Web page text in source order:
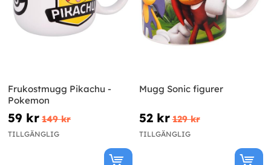
Frukostmugg Pikachu -
Pokemon
59 kr 149 kr
TILLGÄNGLIG
Mugg Sonic figurer
52 kr 129 kr
TILLGÄNGLIG